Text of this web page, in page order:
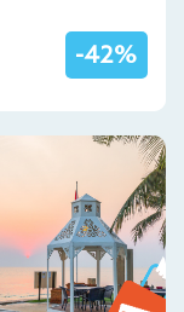
-42%